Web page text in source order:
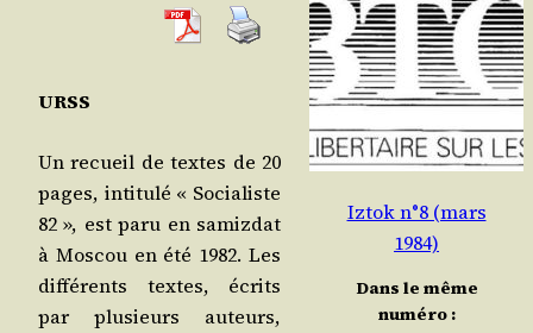
URSS
Un recueil de textes de 20
pages, inti­tu­lé « Socia­liste
82 », est paru en samiz­dat
à Mos­cou en été 1982. Les
dif­fé­rents textes, écrits
par plu­sieurs auteurs,
Iztok n°8 (mars
1984)
Dans le même
numéro :